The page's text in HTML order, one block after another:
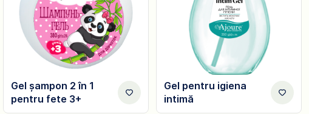
Gel șampon 2 în 1
pentru fete 3+
Gel pentru igiena
intimă